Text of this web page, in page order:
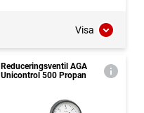
Visa
Reduceringsventil AGA
Unicontrol 500 Propan